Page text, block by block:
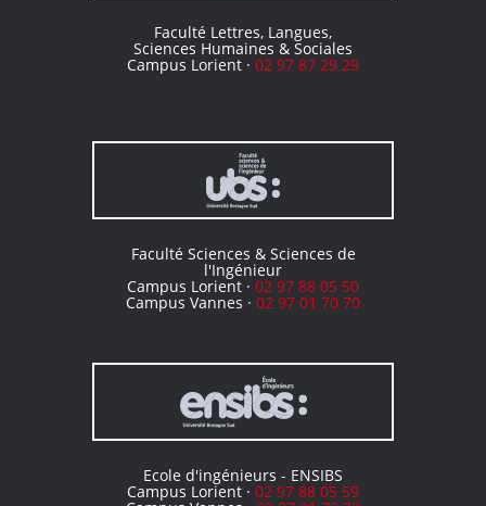
Faculté Lettres, Langues,
Sciences Humaines & Sociales
Campus Lorient · 02 97 87 29 29
Faculté Sciences & Sciences de
l'Ingénieur
Campus Lorient · 02 97 88 05 50
Campus Vannes · 02 97 01 70 70
Ecole d'ingénieurs - ENSIBS
Campus Lorient · 02 97 88 05 59